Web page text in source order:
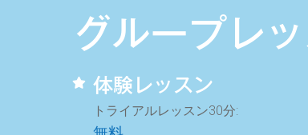
グループレ
体験レッスン
トライアルレッスン30分: